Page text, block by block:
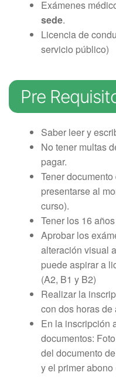
Duplicado
(Vehículo
Evaluación
Examen
Exámenes
sede.
Licencia de
servicio público)
Pre
Saber leer y
No tener multas
pagar.
Tener
presentarse al
curso).
Tener los 16
Aprobar los
alteración visual
puede aspirar a
(A2, B1 y B2)
Realizar la
con dos horas
En la inscripción
documentos:
del documento
y el primer abono